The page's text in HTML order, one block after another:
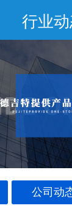
行业
公司动